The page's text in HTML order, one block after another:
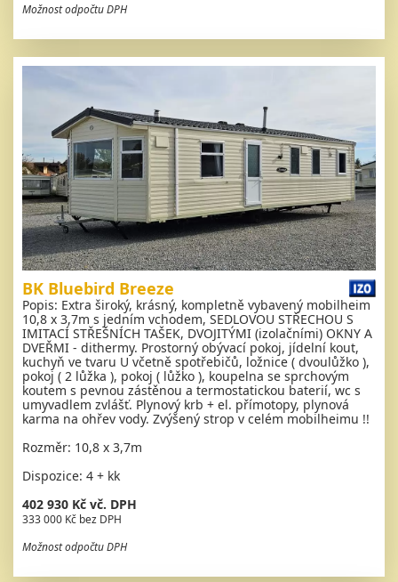
Možnost odpočtu DPH
BK Bluebird Breeze
Popis: Extra široký, krásný, kompletně vybavený mobilheim
10,8 x 3,7m s jedním vchodem, SEDLOVOU STŘECHOU S
IMITACÍ STŘEŠNÍCH TAŠEK, DVOJITÝMI (izolačními) OKNY A
DVEŘMI - dithermy. Prostorný obývací pokoj, jídelní kout,
kuchyň ve tvaru U včetně spotřebičů, ložnice ( dvoulůžko ),
pokoj ( 2 lůžka ), pokoj ( lůžko ), koupelna se sprchovým
koutem s pevnou zástěnou a termostatickou baterií, wc s
umyvadlem zvlášť. Plynový krb + el. přímotopy, plynová
karma na ohřev vody. Zvýšený strop v celém mobilheimu !!
Rozměr: 10,8 x 3,7m
Dispozice: 4 + kk
402 930 Kč vč. DPH
333 000 Kč bez DPH
Možnost odpočtu DPH